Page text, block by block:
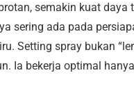
semakin kuat daya
sering ada pada
Setting spray bukan
Ia bekerja optimal